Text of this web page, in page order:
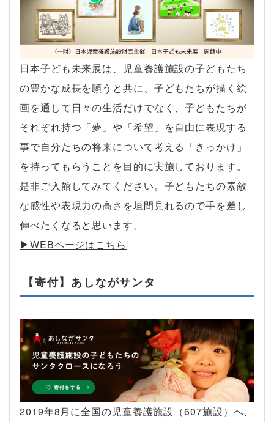
日本子ども未来展は、児童養護施設の子どもたち
の豊かな成長を願うと共に、子どもたちが描く絵
画を通して日々の生活だけでなく、子どもたちが
それぞれ持つ「夢」や「希望」を自由に表現する
事で自分たちの将来について考える「きっかけ」
を持ってもらうことを目的に実施しております。
是非ご入館してみてください。子どもたちの素敵
な感性や表現力の高さを垣間見れるので手を差し
伸べたくなると思います。
▶︎WEBページはこちら
【寄付】あしながサンタ
2019年8月に全国の児童養護施設（607施設）へ、